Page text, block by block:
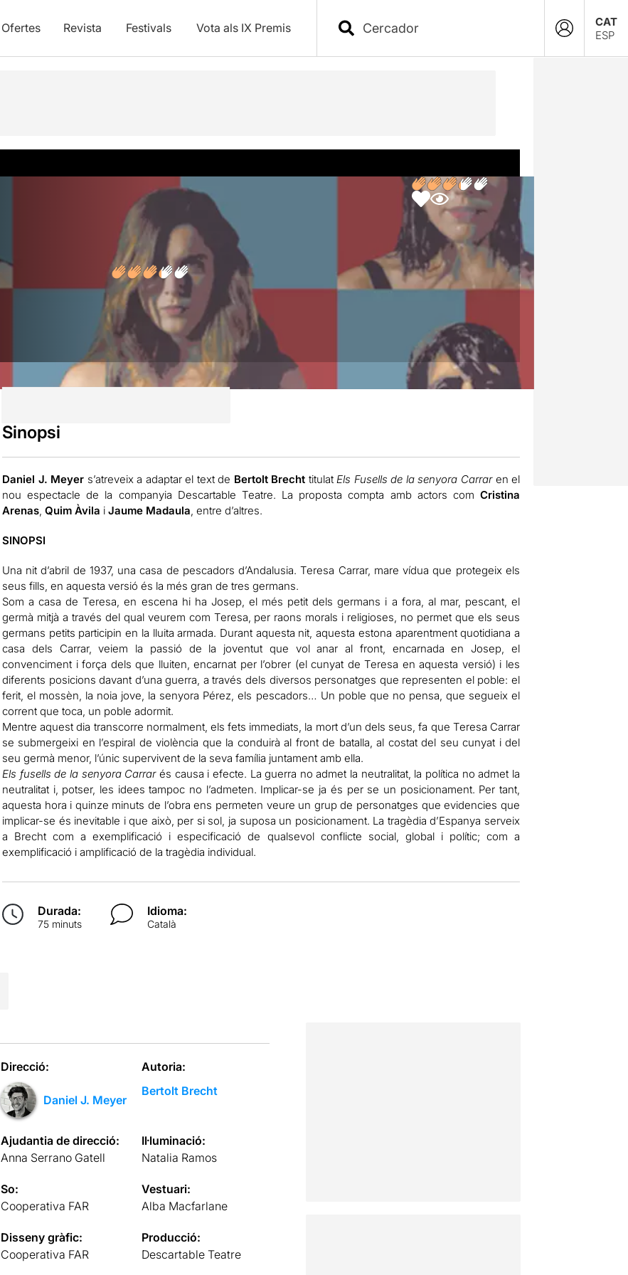
Ofertes Revista Festivals Vota als IX Premis
CAT
ESP
Articles
Sinopsi
Daniel J. Meyer s’atreveix a adaptar el text de Bertolt Brecht titulat Els Fusells de la senyora Carrar en el
nou espectacle de la companyia Descartable Teatre. La proposta compta amb actors com Cristina
Arenas, Quim Àvila i Jaume Madaula , entre d’altres.
SINOPSI
Una nit d’abril de 1937, una casa de pescadors d’Andalusia. Teresa Carrar, mare vídua que protegeix els
seus fills, en aquesta versió és la més gran de tres germans.
Som a casa de Teresa, en escena hi ha Josep, el més petit dels germans i a fora, al mar, pescant, el
germà mitjà a través del qual veurem com Teresa, per raons morals i religioses, no permet que els seus
germans petits participin en la lluita armada. Durant aquesta nit, aquesta estona aparentment quotidiana a
casa dels Carrar, veiem la passió de la joventut que vol anar al front, encarnada en Josep, el
convenciment i força dels que lluiten, encarnat per l’obrer (el cunyat de Teresa en aquesta versió) i les
diferents posicions davant d’una guerra, a través dels diversos personatges que representen el poble: el
ferit, el mossèn, la noia jove, la senyora Pérez, els pescadors… Un poble que no pensa, que segueix el
corrent que toca, un poble adormit.
Mentre aquest dia transcorre normalment, els fets immediats, la mort d’un dels seus, fa que Teresa Carrar
se submergeixi en l’espiral de violència que la conduirà al front de batalla, al costat del seu cunyat i del
seu germà menor, l’únic supervivent de la seva família juntament amb ella.
Els fusells de la senyora Carrarés causa i efecte. La guerra no admet la neutralitat, la política no admet la
neutralitat i, potser, les idees tampoc no l’admeten. Implicar-se ja és per se un posicionament. Per tant,
aquesta hora i quinze minuts de l’obra ens permeten veure un grup de personatges que evidencies que
implicar-se és inevitable i que això, per si sol, ja suposa un posicionament. La tragèdia d’Espanya serveix
a Brecht com a exemplificació i especificació de qualsevol conflicte social, global i polític; com a
exemplificació i amplificació de la tragèdia individual.
Durada:
75 minuts
Idioma:
Català
Direcció:
Daniel J. Meyer
Autoria:
Bertolt Brecht
Ajudantia de direcció:
Anna Serrano Gatell
Il·luminació:
Natalia Ramos
So:
Cooperativa FAR
Vestuari:
Alba Macfarlane
Disseny gràfic:
Cooperativa FAR
Producció:
Descartable Teatre